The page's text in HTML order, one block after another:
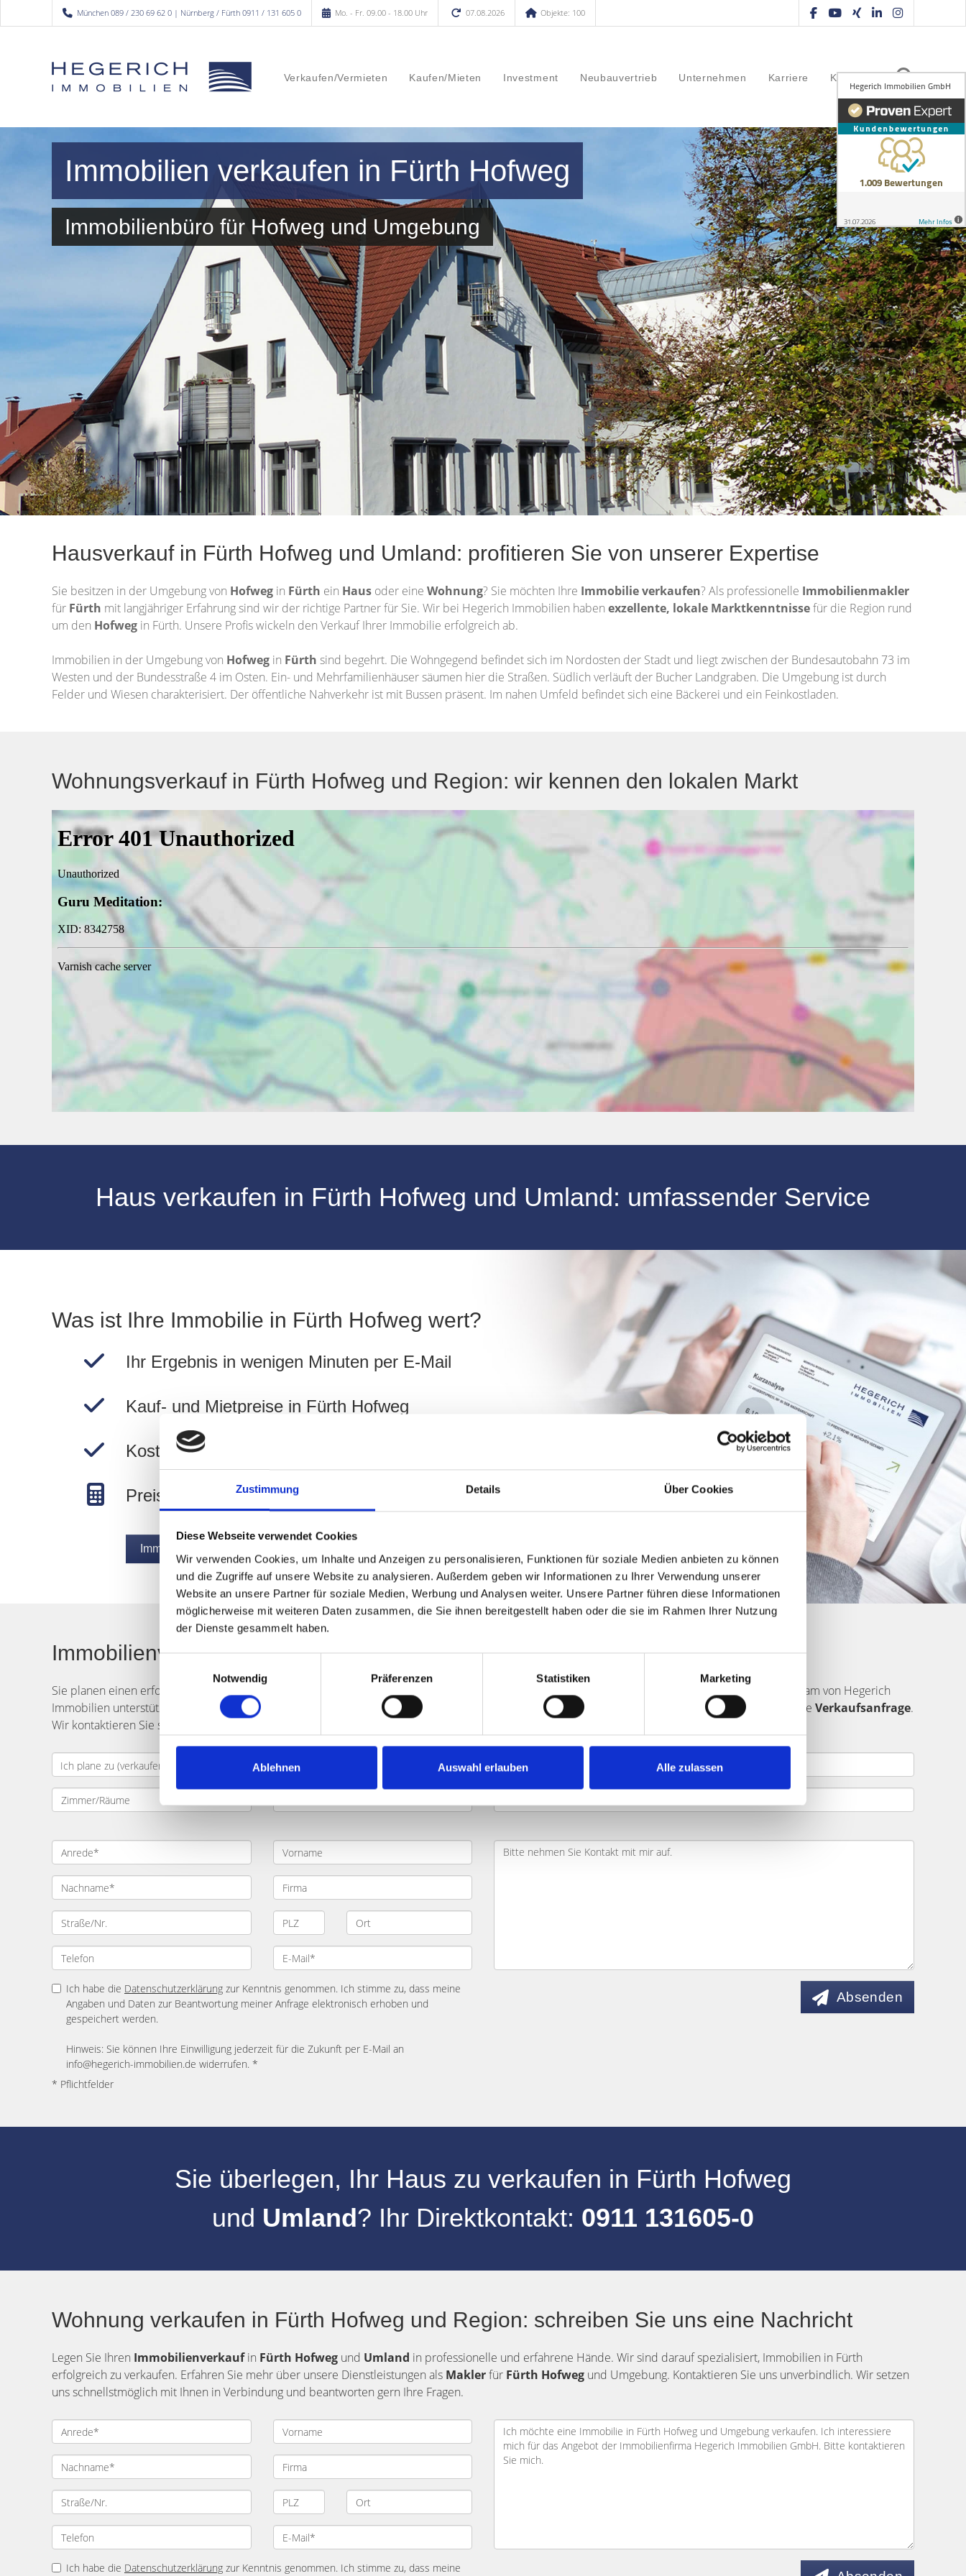
Zustimmung Details Über Cookies
Diese Webseite verwendet Cookies
Wir verwenden Cookies, um Inhalte und Anzeigen zu personalisieren, Funktionen für soziale Medien anbieten zu können
und die Zugriffe auf unsere Website zu analysieren. Außerdem geben wir Informationen zu Ihrer Verwendung unserer
Website an unsere Partner für soziale Medien, Werbung und Analysen weiter. Unsere Partner führen diese Informationen
möglicherweise mit weiteren Daten zusammen, die Sie ihnen bereitgestellt haben oder die sie im Rahmen Ihrer Nutzung
der Dienste gesammelt haben.
Notwendig
Präferenzen Statistiken Marketing
Ablehnen Auswahl erlauben Alle zulassen
München 089 / 230 69 62 0 | Nürnberg / Fürth 0911 / 131 605 0 Mo. - Fr. 09.00 - 18.00 Uhr 07.08.2026 Objekte: 100
Verkaufen/Vermieten Kaufen/Mieten Investment Neubauvertrieb Unternehmen Karriere Kontakt
Immobilien verkaufen in Fürth Hofweg
Immobilienbüro für Hofweg und Umgebung
Hausverkauf in Fürth Hofweg und Umland: profitieren Sie von unserer Expertise
Sie besitzen in der Umgebung von Hofweg in Fürth ein Haus oder eine Wohnung? Sie möchten Ihre Immobilieverkaufen? Als professionelle Immobilienmakler
für Fürth mit langjähriger Erfahrung sind wir der richtige Partner für Sie. Wir bei Hegerich Immobilien haben exzellente, lokale Marktkenntnissefür die Region rund
um den Hofweg in Fürth. Unsere Profis wickeln den Verkauf Ihrer Immobilie erfolgreich ab.
Immobilien in der Umgebung von Hofweg in Fürth sind begehrt. Die Wohngegend befindet sich im Nordosten der Stadt und liegt zwischen der Bundesautobahn 73 im
Westen und der Bundesstraße 4 im Osten. Ein- und Mehrfamilienhäuser säumen hier die Straßen. Südlich verläuft der Bucher Landgraben. Die Umgebung ist durch
Felder und Wiesen charakterisiert. Der öffentliche Nahverkehr ist mit Bussen präsent. Im nahen Umfeld befindet sich eine Bäckerei und ein Feinkostladen.
Wohnungsverkauf in Fürth Hofweg und Region: wir kennen den lokalen Markt
Haus verkaufen in Fürth Hofweg und Umland: umfassender Service
Was ist Ihre Immobilie in Fürth Hofweg wert?
Ihr Ergebnis in wenigen Minuten per E-Mail
Kauf- und Mietpreise in Fürth Hofweg
Kostenlos und unverbindlich
Preise in Fürth Hofweg berechnen!
Immobilie jetzt bewerten
Immobilienverkauf in Fürth Hofweg und Umgebung: Käufer finden
Sie planen einen erfolgreichen
? Sie möchten schnell den richtigen Käufer finden? Das Team von Hegerich
Immobilien unterstützt Sie umfassend. Geben Sie die wichtigsten Daten zu Ihrem Objekt in das nachfolgende Formular ein. Senden Sie uns dann Ihre Verkaufsanfrage.
Wir kontaktieren Sie schnellstmöglich und besprechen gern mit Ihnen Ihr Projekt.
Ich habe die Datenschutzerklärung zur Kenntnis genommen. Ich stimme zu, dass meine
Angaben und Daten zur Beantwortung meiner Anfrage elektronisch erhoben und
gespeichert werden.
Hinweis: Sie können Ihre Einwilligung jederzeit für die Zukunft per E-Mail an
info@hegerich-immobilien.de widerrufen. *
* Pflichtfelder
Absenden
Sie überlegen, Ihr Haus zu verkaufen in Fürth Hofweg
und Umland? Ihr Direktkontakt: 0911 131605-0
Wohnung verkaufen in Fürth Hofweg und Region: schreiben Sie uns eine Nachricht
Legen Sie Ihren Immobilienverkaufin Fürth Hofweg und Umland in professionelle und erfahrene Hände. Wir sind darauf spezialisiert, Immobilien in Fürth
erfolgreich zu verkaufen. Erfahren Sie mehr über unsere Dienstleistungen als Maklerfür Fürth Hofweg und Umgebung. Kontaktieren Sie uns unverbindlich. Wir setzen
uns schnellstmöglich mit Ihnen in Verbindung und beantworten gern Ihre Fragen.
Ich habe die Datenschutzerklärung zur Kenntnis genommen. Ich stimme zu, dass meine